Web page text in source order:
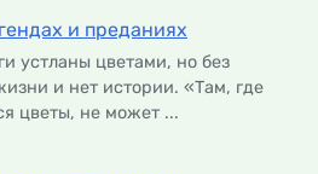
и преданиях
устланы цветами, но без
и нет истории. «Там, где
цветы, не может ...